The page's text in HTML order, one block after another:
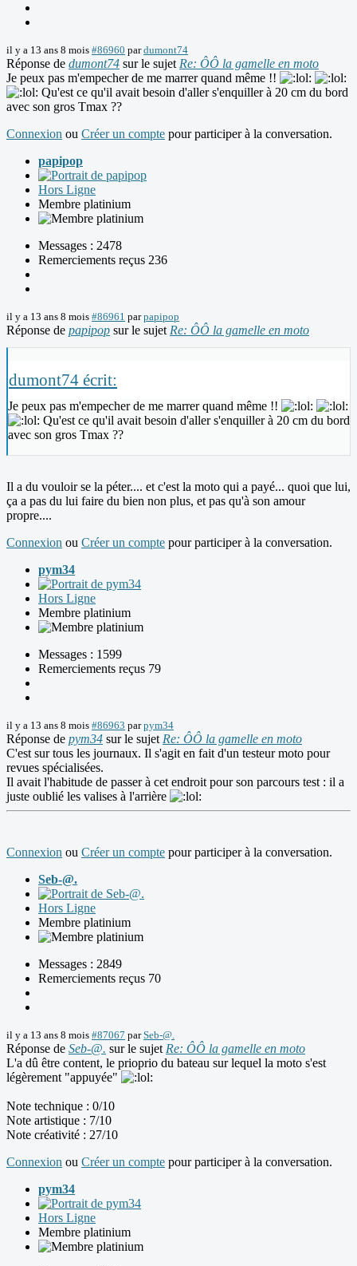
il y a 13 ans 8 mois #86960 pardumont74
Réponse de dumont74 sur le sujet Re: ÔÔ la gamelle en moto
Je peux pas m'empecher de me marrer quand même !!
Qu'est ce qu'il avait besoin d'aller s'enquiller à 20 cm du bord
avec son gros Tmax ??
Connexion ou Créer un compte pour participer à la conversation.
papipop
Hors Ligne
Membre platinium
Messages : 2478
Remerciements reçus 236
il y a 13 ans 8 mois #86961 parpapipop
Réponse de papipop sur le sujet Re: ÔÔ la gamelle en moto
dumont74 écrit:
Je peux pas m'empecher de me marrer quand même !!
Qu'est ce qu'il avait besoin d'aller s'enquiller à 20 cm du bord
avec son gros Tmax ??
Il a du vouloir se la péter.... et c'est la moto qui a payé... quoi que lui,
ça a pas du lui faire du bien non plus, et pas qu'à son amour
propre....
Connexion ou Créer un compte pour participer à la conversation.
pym34
Hors Ligne
Membre platinium
Messages : 1599
Remerciements reçus 79
il y a 13 ans 8 mois #86963 parpym34
Réponse de pym34 sur le sujet Re: ÔÔ la gamelle en moto
C'est sur tous les journaux. Il s'agit en fait d'un testeur moto pour
revues spécialisées.
Il avait l'habitude de passer à cet endroit pour son parcours test : il a
juste oublié les valises à l'arrière
Connexion ou Créer un compte pour participer à la conversation.
Seb-@.
Hors Ligne
Membre platinium
Messages : 2849
Remerciements reçus 70
il y a 13 ans 8 mois #87067 parSeb-@.
Réponse de Seb-@. sur le sujet Re: ÔÔ la gamelle en moto
L'a dû être content, le prioprio du bateau sur lequel la moto s'est
légèrement "appuyée"
Note technique : 0/10
Note artistique : 7/10
Note créativité : 27/10
Connexion ou Créer un compte pour participer à la conversation.
pym34
Hors Ligne
Membre platinium